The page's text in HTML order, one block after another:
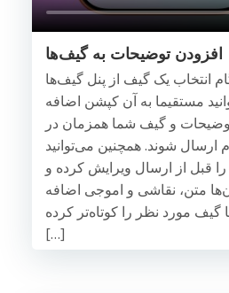
افزودن توضیحات به گیف‌ها
انتخاب یک گیف از پنل گیف‌ها
مستقیما به آن کپشن اضافه
توضیحات و گیف شما همزمان در
ارسال شوند. همچنین می‌توانید
قبل از ارسال ویرایش کرده و
متن، نقاشی و اموجی اضافه
گیف مورد نظر را کوتاه‌تر کرده
[…]